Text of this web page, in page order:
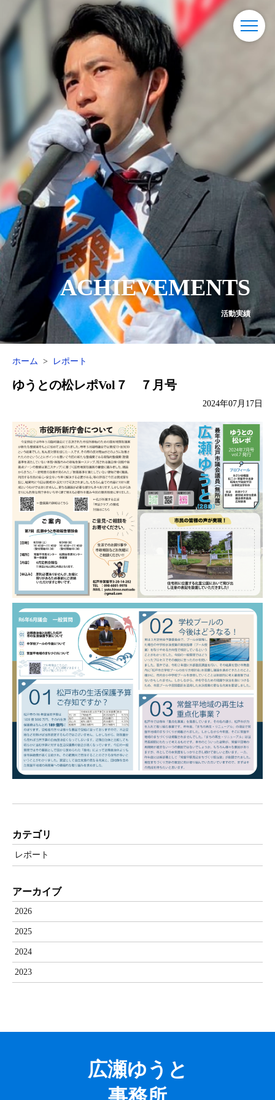
ACHIEVEMENTS
活動実績
ホーム レポート
ゆうとの松レポVol７ ７月号
2024年07月17日
カテゴリ
レポート
アーカイブ
2026
2025
2024
2023
広瀬ゆうと